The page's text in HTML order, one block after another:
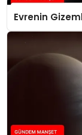
Evrenin